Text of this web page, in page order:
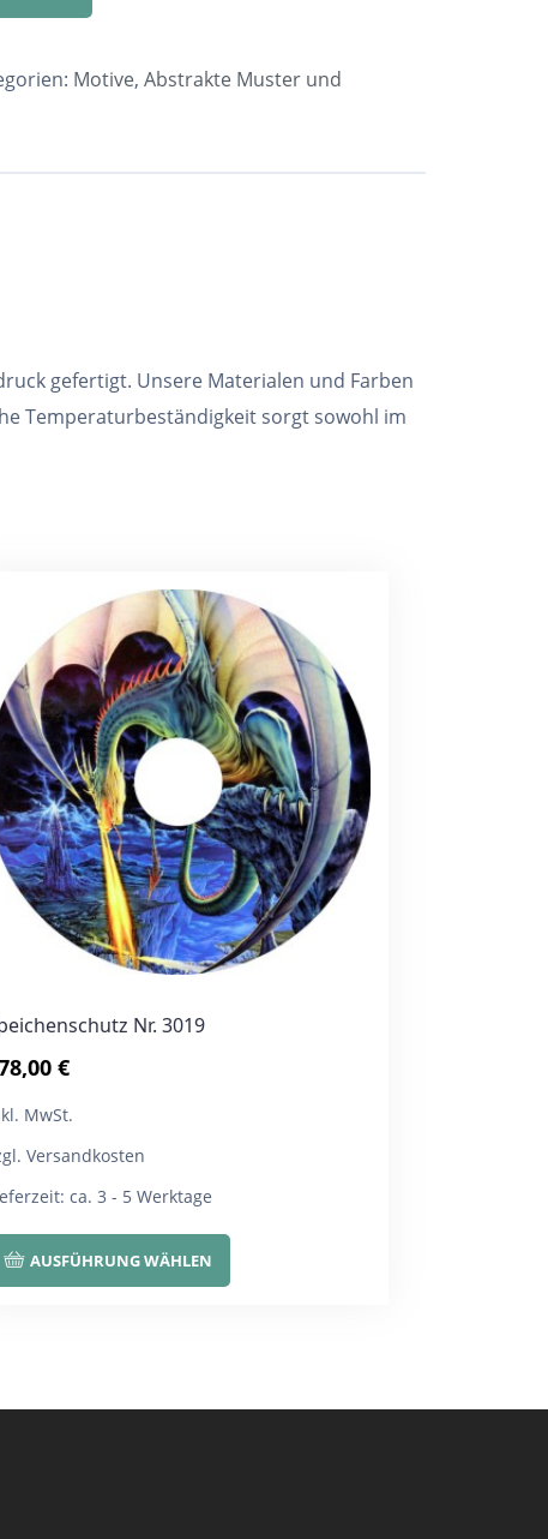
Motive, Abstrakte Muster und
gefertigt. Unsere Materialen und Farben
Temperaturbeständigkeit sorgt sowohl im
Nr. 3019
€
MwSt.
Versandkosten
ca. 3 - 5 Werktage
AUSFÜHRUNG WÄHLEN
Dieses
auf.